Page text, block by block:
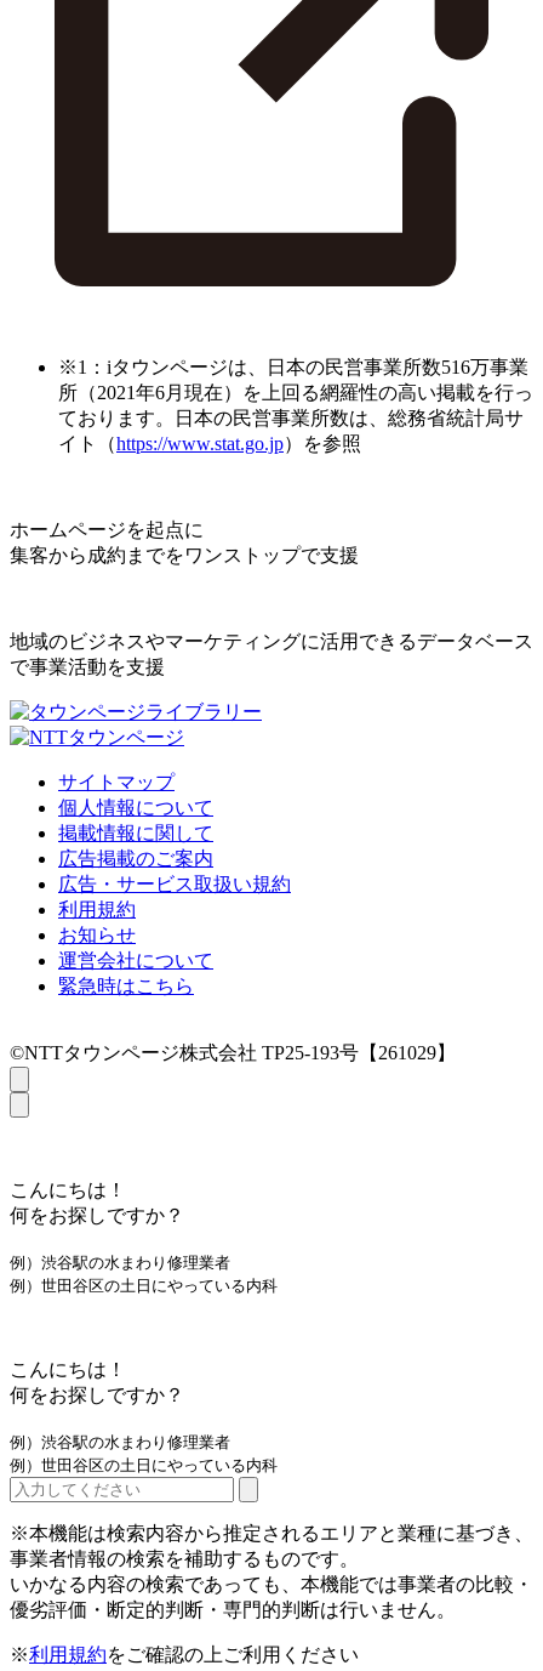
※1：iタウンページは、日本の民営事業所数516万事業
所（2021年6月現在）を上回る網羅性の高い掲載を行っ
ております。日本の民営事業所数は、総務省統計局サ
イト（https://www.stat.go.jp）を参照
ホームページを起点に
集客から成約までをワンストップで支援
地域のビジネスやマーケティングに活用できるデータベース
で事業活動を支援
サイトマップ
個人情報について
掲載情報に関して
広告掲載のご案内
広告・サービス取扱い規約
利用規約
お知らせ
運営会社について
緊急時はこちら
©NTTタウンページ株式会社 TP25-193号【261029】
こんにちは！
何をお探しですか？
例）渋谷駅の水まわり修理業者
例）世田谷区の土日にやっている内科
こんにちは！
何をお探しですか？
例）渋谷駅の水まわり修理業者
例）世田谷区の土日にやっている内科
※本機能は検索内容から推定されるエリアと業種に基づき、
事業者情報の検索を補助するものです。
いかなる内容の検索であっても、本機能では事業者の比較・
優劣評価・断定的判断・専門的判断は行いません。
※利用規約をご確認の上ご利用ください